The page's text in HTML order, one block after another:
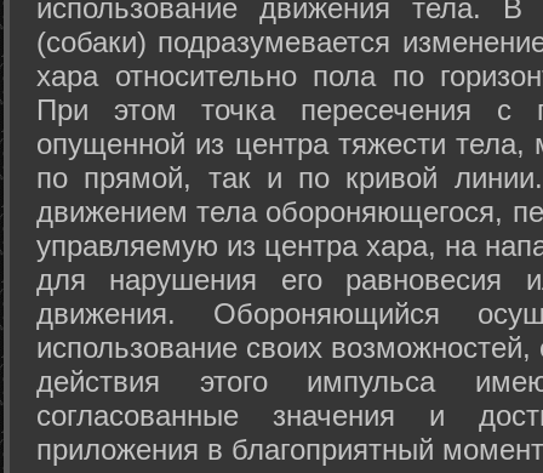
использование движения тела.
(собаки) подразумевается
хара относительно пола по
При этом точка пересечения с
опущенной из центра тяжести
по прямой, так и по кривой
движением тела обороняющегося,
управляемую из центра хара, на
для нарушения его равновесия
движения. Обороняющийся
использование своих
действия этого импульса
согласованные значения и
приложения в благоприятный